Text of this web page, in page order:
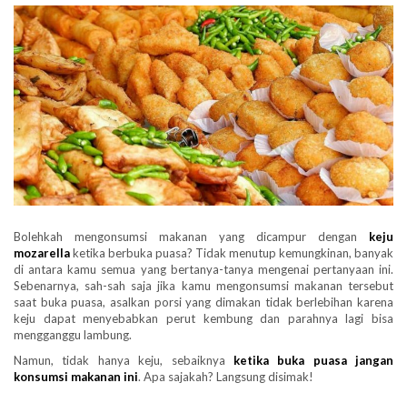
Bolehkah mengonsumsi makanan yang dicampur dengan keju
mozarellaketika berbuka puasa? Tidak menutup kemungkinan, banyak
di antara kamu semua yang bertanya-tanya mengenai pertanyaan ini.
Sebenarnya, sah-sah saja jika kamu mengonsumsi makanan tersebut
saat buka puasa, asalkan porsi yang dimakan tidak berlebihan karena
keju dapat menyebabkan perut kembung dan parahnya lagi bisa
mengganggu lambung.
Namun, tidak hanya keju, sebaiknya ketika buka puasa jangan
konsumsi makanan ini. Apa sajakah? Langsung disimak!